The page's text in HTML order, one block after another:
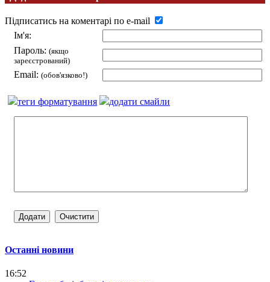
Підписатись на коментарі по e-mail
Ім'я:
Пароль: (якщо
зареєстрований)
Email: (обов'язково!)
теги форматування додати смайли
Останні новини
16:52